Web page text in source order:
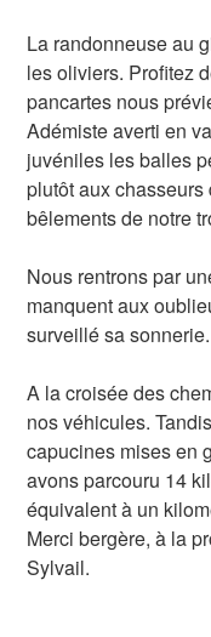
La randonneuse au
les oliviers. Profitez
pancartes nous
Adémiste averti en
juvéniles les balles
plutôt aux
bêlements de notre
Nous rentrons par
manquent aux
surveillé sa
A la croisée des
nos véhicules.
capucines mises en
avons parcouru 14
équivalent à un
Merci bergère, à la
Sylvail.